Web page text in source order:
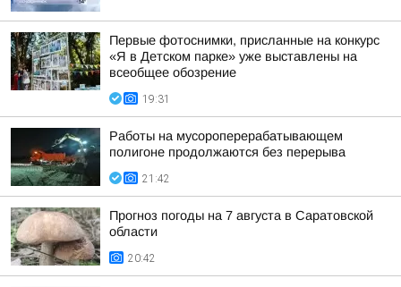
Первые фотоснимки, присланные на конкурс
«Я в Детском парке» уже выставлены на
всеобщее обозрение
19:31
Работы на мусороперерабатывающем
полигоне продолжаются без перерыва
21:42
Прогноз погоды на 7 августа в Саратовской
области
20:42